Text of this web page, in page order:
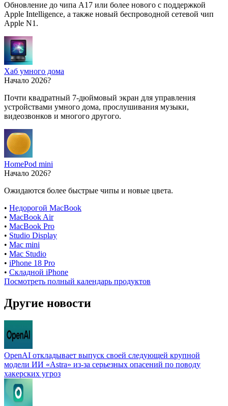
Обновление до чипа A17 или более нового с поддержкой
Apple Intelligence, а также новый беспроводной сетевой чип
Apple N1.
Хаб умного дома
Начало 2026?
Почти квадратный 7-дюймовый экран для управления
устройствами умного дома, прослушивания музыки,
видеозвонков и многого другого.
HomePod mini
Начало 2026?
Ожидаются более быстрые чипы и новые цвета.
• Недорогой MacBook
• MacBook Air
• MacBook Pro
• Studio Display
• Mac mini
• Mac Studio
• iPhone 18 Pro
• Складной iPhone
Посмотреть полный календарь продуктов
Другие новости
OpenAI откладывает выпуск своей следующей крупной
модели ИИ «Astra» из-за серьезных опасений по поводу
хакерских угроз